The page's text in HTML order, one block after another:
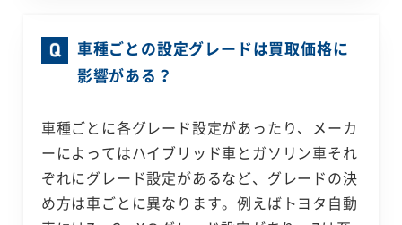
車種ごとの設定グレードは買取価格に
影響がある？
車種ごとに各グレード設定があったり、メーカ
ーによってはハイブリッド車とガソリン車それ
ぞれにグレード設定があるなど、グレードの決
め方は車ごとに異なります。例えばトヨタ自動